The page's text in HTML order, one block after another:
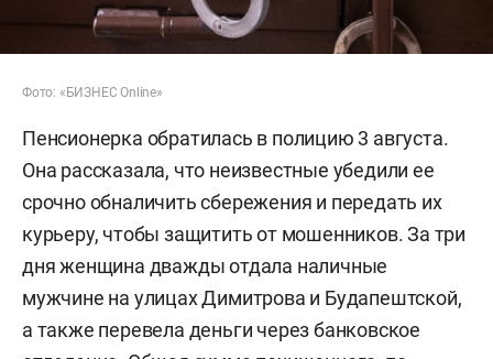
Фото: «БИЗНЕС Online»
Пенсионерка обратилась в полицию 3 августа.
Она рассказала, что неизвестные убедили ее
срочно обналичить сбережения и передать их
курьеру, чтобы защитить от мошенников. За три
дня женщина дважды отдала наличные
мужчине на улицах Димитрова и Будапештской,
а также перевела деньги через банковское